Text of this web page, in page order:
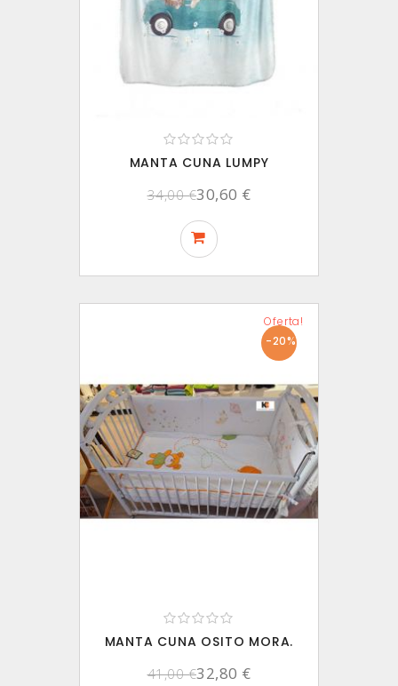
MANTA CUNA LUMPY
34,00 €30,60 €
-20%
Oferta!
MANTA CUNA OSITO MORA.
41,00 €32,80 €